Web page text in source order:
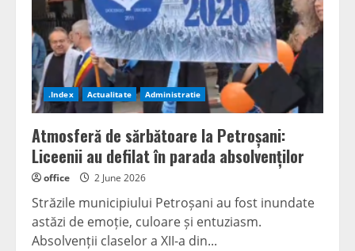
investiție!”
.Index Actualitate Administratie
Atmosferă de sărbătoare la Petroșani:
Liceenii au defilat în parada absolvenților
office 2 June 2026
Străzile municipiului Petroșani au fost inundate
astăzi de emoție, culoare și entuziasm.
Absolvenții claselor a XII-a din...